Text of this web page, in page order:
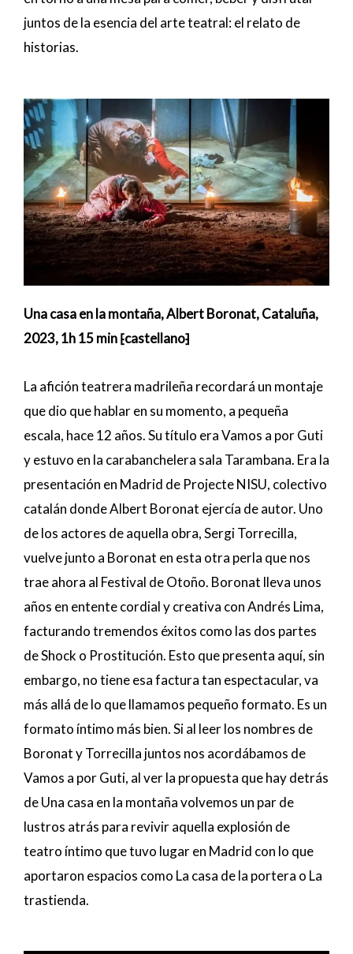
juntos de la esencia del arte teatral: el relato de
historias.
Una casa en la montaña, Albert Boronat, Cataluña,
2023, 1h 15 min⁅castellano⁆
La afición teatrera madrileña recordará un montaje
que dio que hablar en su momento, a pequeña
escala, hace 12 años. Su título era Vamos a por Guti
y estuvo en la carabanchelera sala Tarambana. Era la
presentación en Madrid de Projecte NISU, colectivo
catalán donde Albert Boronat ejercía de autor. Uno
de los actores de aquella obra, Sergi Torrecilla,
vuelve junto a Boronat en esta otra perla que nos
trae ahora al Festival de Otoño. Boronat lleva unos
años en entente cordial y creativa con Andrés Lima,
facturando tremendos éxitos como las dos partes
de Shock o Prostitución. Esto que presenta aquí, sin
embargo, no tiene esa factura tan espectacular, va
más allá de lo que llamamos pequeño formato. Es un
formato íntimo más bien. Si al leer los nombres de
Boronat y Torrecilla juntos nos acordábamos de
Vamos a por Guti, al ver la propuesta que hay detrás
de Una casa en la montaña volvemos un par de
lustros atrás para revivir aquella explosión de
teatro íntimo que tuvo lugar en Madrid con lo que
aportaron espacios como La casa de la portera o La
trastienda.